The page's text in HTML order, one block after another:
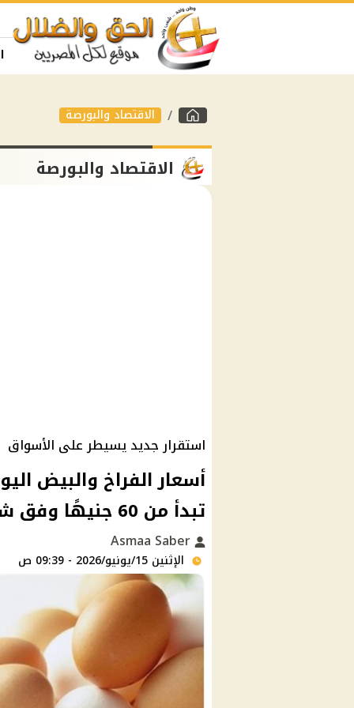
الاقتصاد والبورصة
الاقتصاد والبورصة
استقرار جديد يسيطر على الأسواق
تبدأ من 60 جنيهًا وفق شعبة الدواجن
الإثنين 15/يونيو/2026 - 09:39 ص